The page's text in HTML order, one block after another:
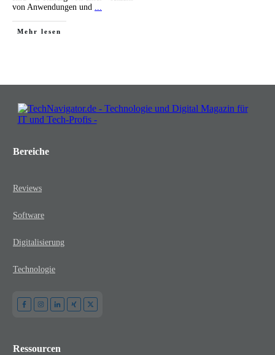
von Anwendungen und
Mehr lesen
Bereiche
Reviews
Software
Digitalisierung
Technologie
Ressourcen